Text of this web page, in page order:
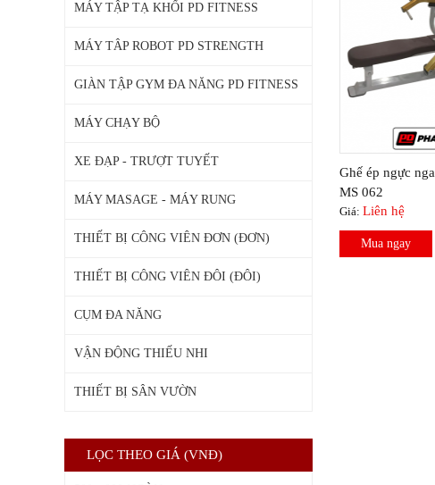
MÁY TẬP TẠ KHỐI PD FITNESS
MÁY TÂP ROBOT PD STRENGTH
GIÀN TẬP GYM ĐA NĂNG PD FITNESS
MÁY CHẠY BỘ
XE ĐẠP - TRƯỢT TUYẾT
MÁY MASAGE - MÁY RUNG
THIẾT BỊ CÔNG VIÊN ĐƠN (ĐƠN)
THIẾT BỊ CÔNG VIÊN ĐÔI (ĐÔI)
CỤM ĐA NĂNG
VẬN ĐỘNG THIẾU NHI
THIẾT BỊ SÂN VƯỜN
LỌC THEO GIÁ (VNĐ)
Ghế ép ngực
MS 062
Giá: Liên hệ
Mua ngay